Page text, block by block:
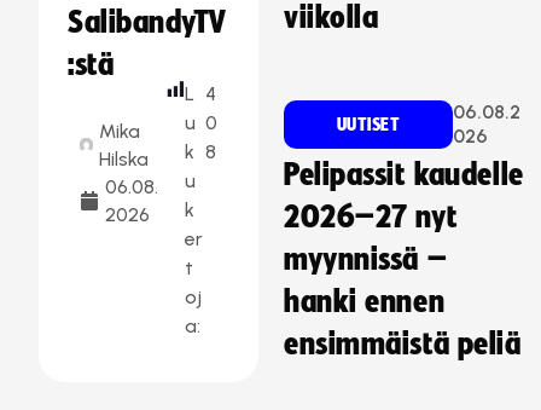
SalibandyTV
:stä
Mika
Hilska
06.08.
2026
L
u
k
u
k
er
t
oj
a:
4
0
8
viikolla
UUTISET
06.08.2
026
Pelipassit kaudelle
2026–27 nyt
myynnissä –
hanki ennen
ensimmäistä peliä